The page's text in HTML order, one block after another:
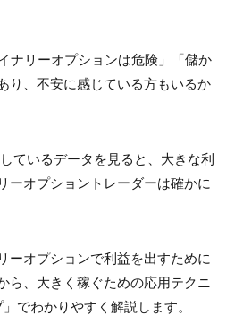
ナリーオプションは危険」「儲か
り、不安に感じている方もいるか
ているデータを見ると、大きな利
ーオプショントレーダーは確かに
ーオプションで利益を出すために
ら、大きく稼ぐための応用テクニ
でわかりやすく解説します。